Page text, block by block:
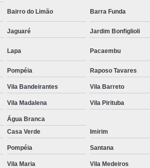
Conserto
Instalação de
Instalação Fogão
Instalação de
Instalação
Instalação
Instalação
Bairro do Limão Barra Funda
Jaguaré Jardim Bonfiglioli
Lapa Pacaembu
Pompéia Raposo Tavares
Vila Bandeirantes Vila Barreto
Vila Madalena Vila Pirituba
Água Branca
Casa Verde Imirim
Pompéia Santana
Vila Maria Vila Medeiros